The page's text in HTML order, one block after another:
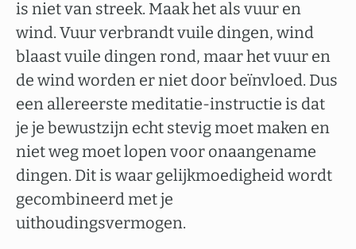
is niet van streek. Maak het als vuur en
wind. Vuur verbrandt vuile dingen, wind
blaast vuile dingen rond, maar het vuur en
de wind worden er niet door beïnvloed. Dus
een allereerste meditatie-instructie is dat
je je bewustzijn echt stevig moet maken en
niet weg moet lopen voor onaangename
dingen. Dit is waar gelijkmoedigheid wordt
gecombineerd met je
uithoudingsvermogen.